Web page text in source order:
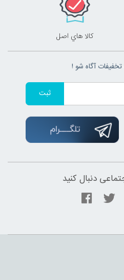
کالا هاي اصل
آگاه شو !
ثبت
دنبال کنید